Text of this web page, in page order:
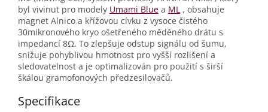
byl vivinut pro modely Umami Blue a ML , obsahuje
magnet Alnico a křížovou cívku z vysoce čistého
30mikronového kryo ošetřeného měděného drátu s
impedancí 8Ω. To zlepšuje odstup signálu od šumu,
snižuje pohyblivou hmotnost pro vyšší rozlišení a
sledovatelnost a je optimalizován pro použití s širší
škálou gramofonových předzesilovačů.
Specifikace